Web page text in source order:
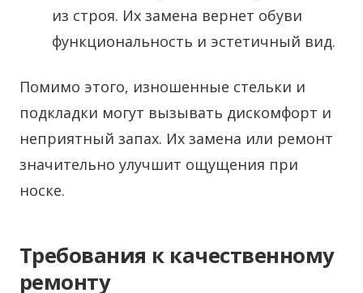
из строя. Их замена вернет обуви
функциональность и эстетичный вид.
Помимо этого, изношенные стельки и
подкладки могут вызывать дискомфорт и
неприятный запах. Их замена или ремонт
значительно улучшит ощущения при
носке.
Требования к качественному
ремонту